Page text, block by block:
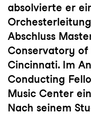
absolvierte er
Abschluss
Conservatory
Cincinnati. Im
Conducting
Music Center
Nach seinem